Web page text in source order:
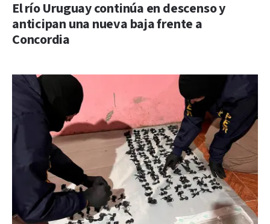
El río Uruguay continúa en descenso y
anticipan una nueva baja frente a
Concordia